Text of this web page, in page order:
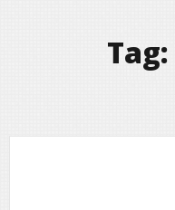
Tag: